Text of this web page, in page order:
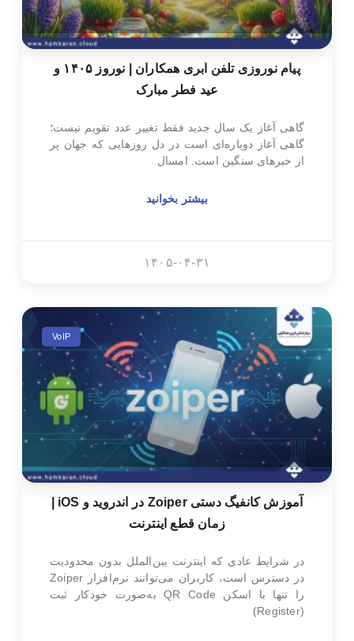
پیام نوروزی تلفن ابری همکاران | نوروز ۱۴۰۵ و
عید فطر مبارک
گاهی آغاز یک سال جدید فقط تغییر عدد تقویم نیست؛
گاهی آغاز دوباره‌ای است در دل روزهایی که جهان پر
از خبرهای سنگین است. امسال
بیشتر بخوانید
۱۴۰۵-۰۴-۳۱
VoIP
زمان قطع اینترنت
در شرایط عادی که اینترنت بین‌الملل بدون محدودیت
در دسترس است، کاربران می‌توانند نرم‌افزار Zoiper
را تنها با اسکن QR Code به‌صورت خودکار ثبت
(Register)